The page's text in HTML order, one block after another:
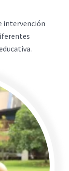
intervención